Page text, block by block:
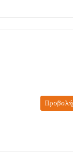
Προβολή